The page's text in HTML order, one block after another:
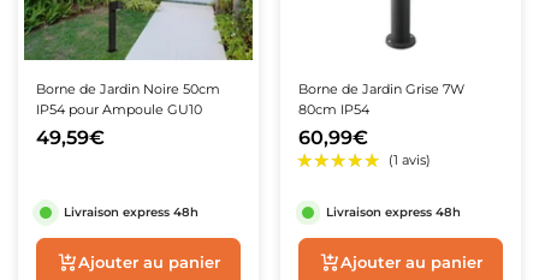
Borne de Jardin Noire 50cm
IP54 pour Ampoule GU10
49,59€
Livraison express 48h
Ajouter au panier
Borne de Jardin Grise 7W
80cm IP54
60,99€
Livraison express 48h
Ajouter au